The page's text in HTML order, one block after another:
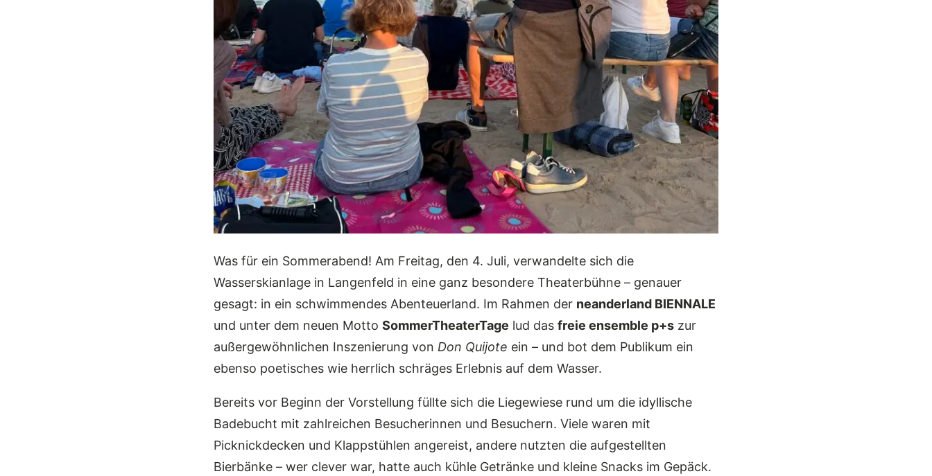
Was für ein Sommerabend! Am Freitag, den 4. Juli, verwandelte sich die
Wasserskianlage in Langenfeld in eine ganz besondere Theaterbühne – genauer
gesagt: in ein schwimmendes Abenteuerland. Im Rahmen der neanderland BIENNALE
und unter dem neuen Motto SommerTheaterTage lud das freie ensemble p+s zur
außergewöhnlichen Inszenierung von Don Quijote ein – und bot dem Publikum ein
ebenso poetisches wie herrlich schräges Erlebnis auf dem Wasser.
Bereits vor Beginn der Vorstellung füllte sich die Liegewiese rund um die idyllische
Badebucht mit zahlreichen Besucherinnen und Besuchern. Viele waren mit
Picknickdecken und Klappstühlen angereist, andere nutzten die aufgestellten
Bierbänke – wer clever war, hatte auch kühle Getränke und kleine Snacks im Gepäck.